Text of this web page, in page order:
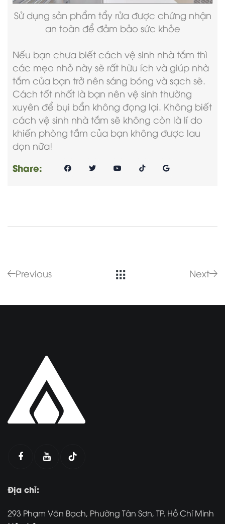
Sử dụng sản phẩm tẩy rửa được chứng nhận
an toàn để đảm bảo sức khỏe
Nếu bạn chưa biết cách vệ sinh nhà tắm thì
các mẹo nhỏ này sẽ rất hữu ích và giúp nhà
tắm của bạn trở nên sáng bóng và sạch sẽ.
Cách tốt nhất là bạn nên vệ sinh thường
xuyên để bụi bẩn không đọng lại. Không biết
cách vệ sinh nhà tắm sẽ không còn là lí do
khiến phòng tắm của bạn không được lau
dọn nữa!
Share:
Previous Next
Địa chỉ:
293 Phạm Văn Bạch, Phường Tân Sơn, TP. Hồ Chí Minh